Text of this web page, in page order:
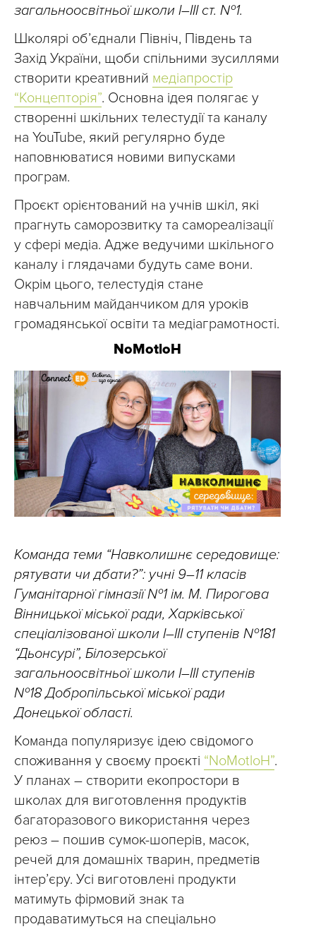
загальноосвітньої школи I–III ст. №1.
Школярі об’єднали Північ, Південь та
Захід України, щоби спільними зусиллями
створити креативний медіапростір
“Концепторія”. Основна ідея полягає у
створенні шкільних телестудії та каналу
на YouTube, який регулярно буде
наповнюватися новими випусками
програм.
Проєкт орієнтований на учнів шкіл, які
прагнуть саморозвитку та самореалізації
у сфері медіа. Адже ведучими шкільного
каналу і глядачами будуть саме вони.
Окрім цього, телестудія стане
навчальним майданчиком для уроків
громадянської освіти та медіаграмотності.
NоMotloH
Команда теми “Навколишнє середовище:
рятувати чи дбати?”: учні 9–11 класів
Гуманітарної гімназії №1 ім. М. Пирогова
Вінницької міської ради, Харківської
спеціалізованої школи І–ІІІ ступенів №181
“Дьонсурі”, Білозерської
загальноосвітньої школи І–ІІІ ступенів
№18 Добропільської міської ради
Донецької області.
Команда популяризує ідею свідомого
споживання у своєму проєкті “NоMotloH”.
У планах – створити екопростори в
школах для виготовлення продуктів
багаторазового використання через
реюз – пошив сумок-шоперів, масок,
речей для домашніх тварин, предметів
інтер’єру. Усі виготовлені продукти
матимуть фірмовий знак та
продаватимуться на спеціально